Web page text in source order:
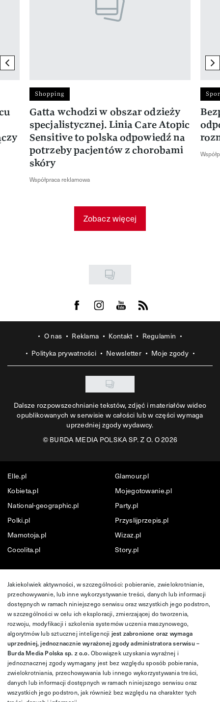
previous element
Shopping
Gatta wchodzi w obszar odzieży
specjalistycznej. Linia Care Atopic
Sensitive to polska odpowiedź na
potrzeby pacjentów z chorobami
skóry
Współpraca reklamowa
Zobacz więcej
Visit us on Facebook
Visit us on Instagram
Visit us on Youtube
Visit us on Rss
O nas Reklama Kontakt
Regulamin
Polityka prywatności
Newsletter Moje zgody
Dalsze rozpowszechnianie tekstów, zdjęć i materiałów wideo
opublikowanych w serwisie w całości lub w części wymaga
uprzedniej zgody wydawcy.
©BURDA MEDIA POLSKA SP. Z O. O 2026
Elle.pl
Glamour.pl
Kobieta.pl
Mojegotowanie.pl
National-geographic.pl
Party.pl
Polki.pl
Przyslijprzepis.pl
Mamotoja.pl
Wizaz.pl
Cocolita.pl
Story.pl
Jakiekolwiek aktywności, w szczególności: pobieranie, zwielokrotnianie,
przechowywanie, lub inne wykorzystywanie treści, danych lub informacji
dostępnych w ramach niniejszego serwisu oraz wszystkich jego podstron,
w szczególności w celu ich eksploracji, zmierzającej do tworzenia,
rozwoju, modyfikacji i szkolenia systemów uczenia maszynowego,
algorytmów lub sztucznej inteligencji jest zabronione oraz wymaga
uprzedniej, jednoznacznie wyrażonej zgody administratora serwisu –
Burda Media Polska sp. z o.o.Obowiązek uzyskania wyraźnej i
jednoznacznej zgody wymagany jest bez względu sposób pobierania,
zwielokrotniania, przechowywania lub innego wykorzystywania treści,
danych lub informacji dostępnych w ramach niniejszego serwisu oraz
wszystkich jego podstron, jak również bez względu na charakter tych